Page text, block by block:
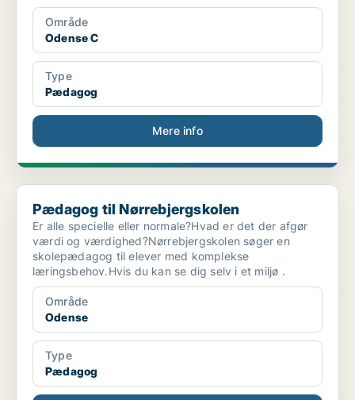
Område
Odense C
Type
Pædagog
Mere info
Pædagog til Nørrebjergskolen
Pædagog til Nørrebjergskolen
Er alle specielle eller normale?Hvad er det der afgør
værdi og værdighed?Nørrebjergskolen søger en
skolepædagog til elever med komplekse
læringsbehov.Hvis du kan se dig selv i et miljø .
Område
Odense
Type
Pædagog